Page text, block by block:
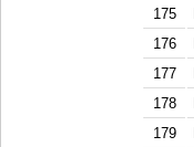
175
176
177
178
179